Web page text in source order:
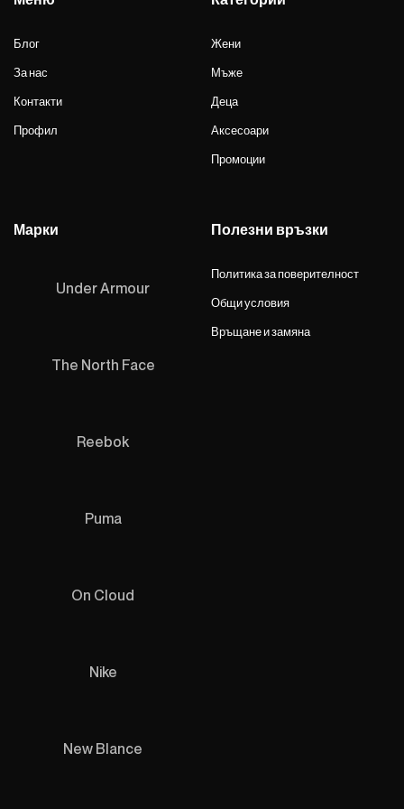
Блог
За нас
Контакти
Профил
Жени
Мъже
Деца
Аксесоари
Промоции
Марки
Under Armour
The North Face
Reebok
Puma
On Cloud
Nike
New Blance
Полезни връзки
Политика за поверителност
Общи условия
Връщане и замяна